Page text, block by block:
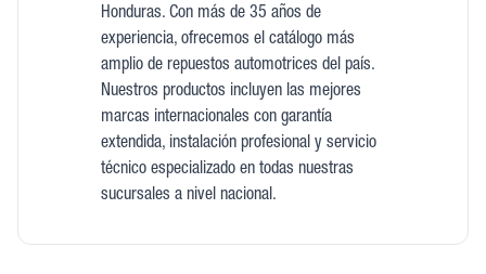
Honduras. Con más de 35 años de
experiencia, ofrecemos el catálogo más
amplio de repuestos automotrices del país.
Nuestros productos incluyen las mejores
marcas internacionales con garantía
extendida, instalación profesional y servicio
técnico especializado en todas nuestras
sucursales a nivel nacional.